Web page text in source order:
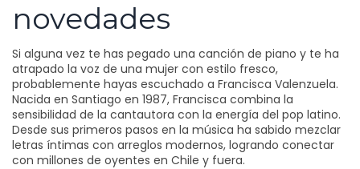
novedades
Si alguna vez te has pegado una canción de piano y te ha
atrapado la voz de una mujer con estilo fresco,
probablemente hayas escuchado a Francisca Valenzuela.
Nacida en Santiago en 1987, Francisca combina la
sensibilidad de la cantautora con la energía del pop latino.
Desde sus primeros pasos en la música ha sabido mezclar
letras íntimas con arreglos modernos, logrando conectar
con millones de oyentes en Chile y fuera.